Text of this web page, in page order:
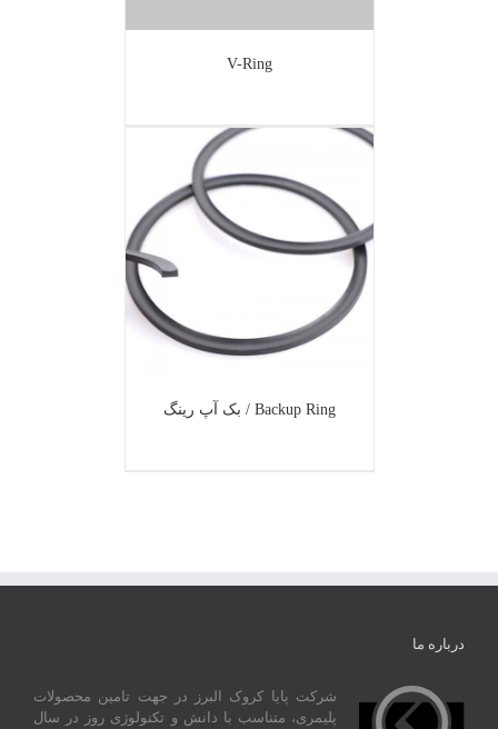
V-Ring
Backup Ring / بک آپ رینگ
درباره ما
شرکت پایا کروک البرز در جهت تامین محصولات
پلیمری، متناسب با دانش و تکنولوژی روز در سال